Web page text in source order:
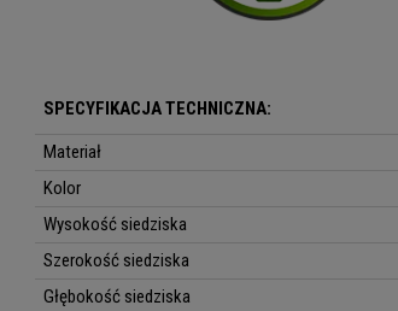
SPECYFIKACJA TECHNICZNA:
Materiał
Kolor
Wysokość siedziska
Szerokość siedziska
Głębokość siedziska